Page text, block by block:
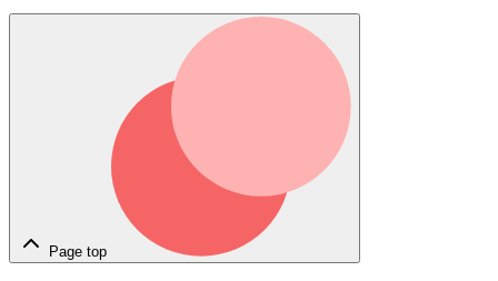
Page top